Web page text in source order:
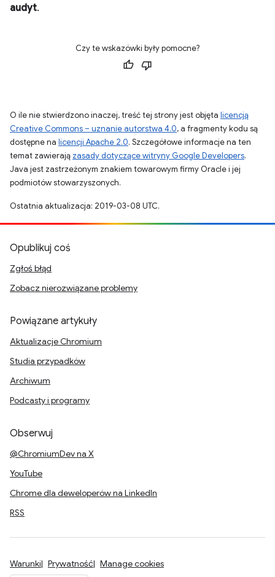
audyt.
Czy te wskazówki były pomocne?
O ile nie stwierdzono inaczej, treść tej strony jest objęta licencją
Creative Commons – uznanie autorstwa 4.0, a fragmenty kodu są
dostępne na licencji Apache 2.0. Szczegółowe informacje na ten
temat zawierają zasady dotyczące witryny Google Developers.
Java jest zastrzeżonym znakiem towarowym firmy Oracle i jej
podmiotów stowarzyszonych.
Ostatnia aktualizacja: 2019-03-08 UTC.
Opublikuj coś
Zgłoś błąd
Zobacz nierozwiązane problemy
Powiązane artykuły
Aktualizacje Chromium
Studia przypadków
Archiwum
Podcasty i programy
Obserwuj
@ChromiumDev na X
YouTube
Chrome dla deweloperów na LinkedIn
RSS
Warunki Prywatność Manage cookies